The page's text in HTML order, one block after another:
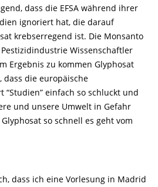
dass die EFSA während ihrer
ignoriert hat, die darauf
krebserregend ist. Die Monsanto
Wissenschaftler
Ergebnis zu kommen Glyphosat
dass die europäische
“Studien” einfach so schluckt und
und unsere Umwelt in Gefahr
so schnell es geht vom
dass ich eine Vorlesung in Madrid